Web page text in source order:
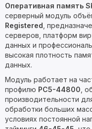
Оперативная память
серверный модуль
Registered ,
серверов, платформ
данных и
высокая плотность
данных.
Модуль работает на
профилю PC5-44800 ,
производительности
обработки больших
условиях постоянной